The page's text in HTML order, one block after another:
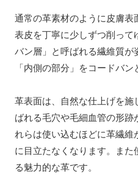
通常の革素材のように皮膚
表皮を丁寧に少しずつ削っ
バン層」と呼ばれる繊維質が
「内側の部分」をコードバン
革表面は、自然な仕上げを
ばれる毛穴や毛細血管の形跡
れらは使い込むほどに革繊維
に目立たなくなります。また
る魅力的な革です。